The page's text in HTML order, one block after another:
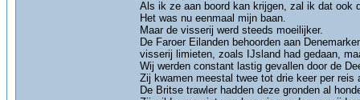
Als ik ze aan boord kan krijgen, zal ik dat ook
Het was nu eenmaal mijn baan.
Maar de visserij werd steeds moeilijker.
De Faroer Eilanden behoorden aan
visserij limieten, zoals IJsland had gedaan,
Wij werden constant lastig gevallen door de
Zij kwamen meestal twee tot drie keer per reis
De Britse trawler hadden deze gronden al